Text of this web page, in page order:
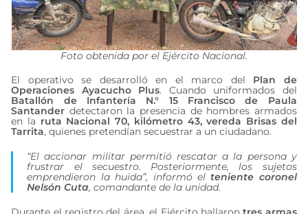
Foto obtenida por el Ejército Nacional.
El operativo se desarrolló en el marco del Plan de
Operaciones Ayacucho Plus. Cuando uniformados del
Batallón de Infantería N.° 15 Francisco de Paula
Santander detectaron la presencia de hombres armados
en la ruta Nacional 70, kilómetro 43, vereda Brisas del
Tarrita, quienes pretendían secuestrar a un ciudadano.
“El accionar militar permitió rescatar a la persona y
frustrar el secuestro. Posteriormente, los sujetos
emprendieron la huida”, informó elteniente coronel
Nelsón Cuta, comandante de la unidad.